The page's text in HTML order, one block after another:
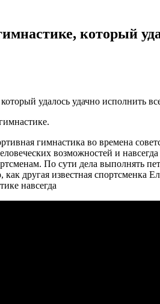
который
гимнастика во времена
возможностей и
По сути дела выполнять
как другая известная
навсегда